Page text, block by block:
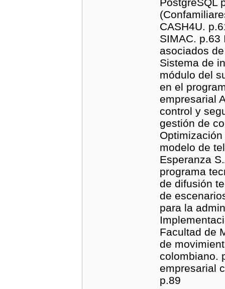
CASH4U.
SIMAC. p.63
asociados
Sistema de
módulo del
en el
empresarial
control y
gestión de
modelo de
Esperanza
programa
de difusión
de
para la
Facultad de
de
colombiano.
empresarial
p.89